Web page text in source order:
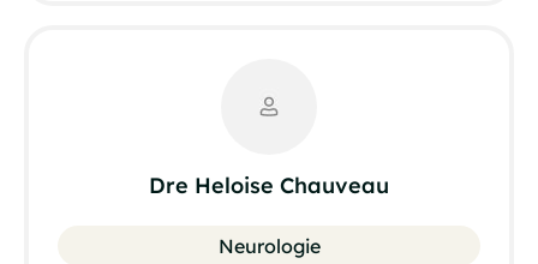
Dre Heloise Chauveau
Neurologie